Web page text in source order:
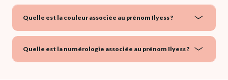
Quelle est la couleur associée au prénom Ilyess ?
Quelle est la numérologie associée au prénom Ilyess ?